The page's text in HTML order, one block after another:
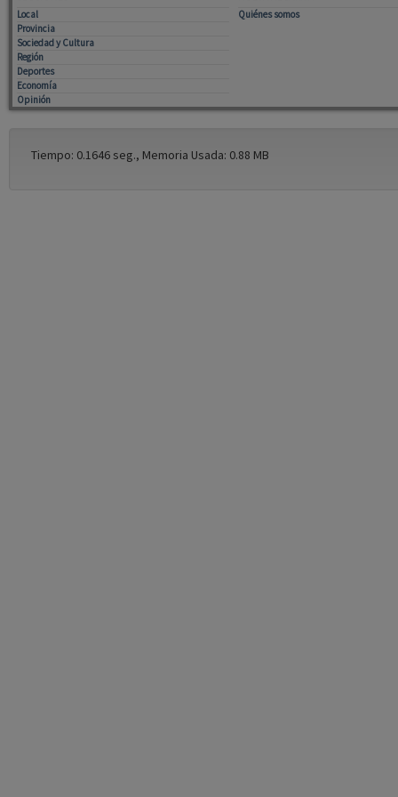
Local
Provincia
Sociedad y Cultura
Región
Deportes
Economía
Opinión
Quiénes somos
Tiempo: 0.1646 seg., Memoria Usada: 0.88 MB